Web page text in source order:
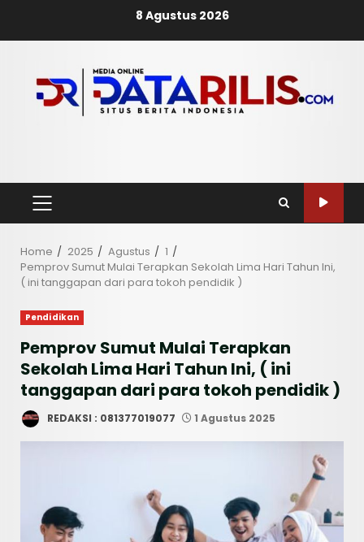
8 Agustus 2026
PRIMARY
MENU
Home 2025 Agustus
1
Pemprov Sumut Mulai Terapkan Sekolah Lima Hari Tahun Ini,
( ini tanggapan dari para tokoh pendidik )
Pendidikan
Pemprov Sumut Mulai Terapkan
Sekolah Lima Hari Tahun Ini, ( ini
tanggapan dari para tokoh pendidik )
REDAKSI : 081377019077 1 Agustus 2025